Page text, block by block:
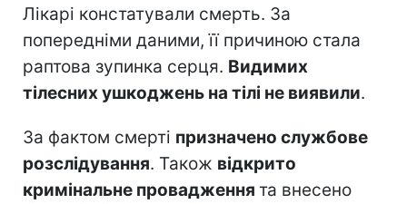
Лікарі констатували смерть. За
попередніми даними, її причиною стала
раптова зупинка серця. Видимих
тілесних ушкоджень на тілі не виявили.
За фактом смерті призначено службове
розслідування. Також відкрито
кримінальне провадження та внесено